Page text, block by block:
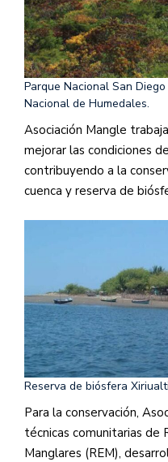
Parque Nacional San
Nacional de Humedales.
Asociación Mangle
mejorar las condiciones
contribuyendo a la
cuenca y reserva de
Reserva de biósfera
Para la conservación,
técnicas comunitarias de
Manglares (REM),